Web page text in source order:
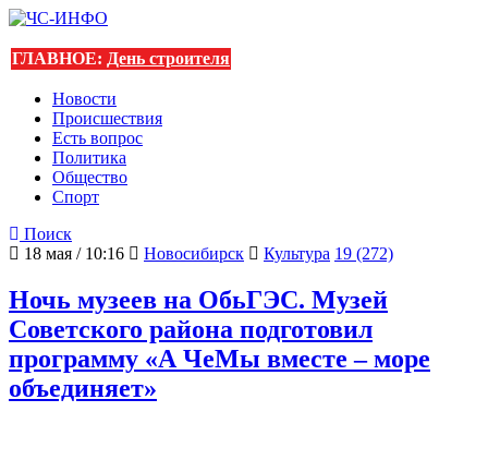
ГЛАВНОЕ: День строителя
Новости
Происшествия
Есть вопрос
Политика
Общество
Спорт
Поиск
18 мая / 10:16
Новосибирск Культура 19 (272)
Ночь музеев на ОбьГЭС. Музей
Советского района подготовил
программу «А ЧеМы вместе – море
объединяет»